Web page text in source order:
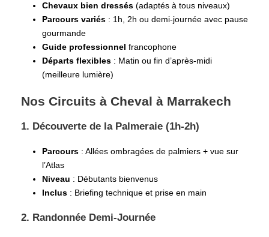
Chevaux bien dressés (adaptés à tous niveaux)
Parcours variés : 1h, 2h ou demi-journée avec pause
gourmande
Guide professionnel francophone
Départs flexibles : Matin ou fin d’après-midi
(meilleure lumière)
Nos Circuits à Cheval à Marrakech
1. Découverte de la Palmeraie (1h-2h)
Parcours : Allées ombragées de palmiers + vue sur
l’Atlas
Niveau : Débutants bienvenus
Inclus : Briefing technique et prise en main
2. Randonnée Demi-Journée